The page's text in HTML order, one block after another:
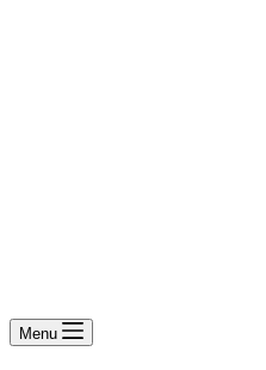
Menu